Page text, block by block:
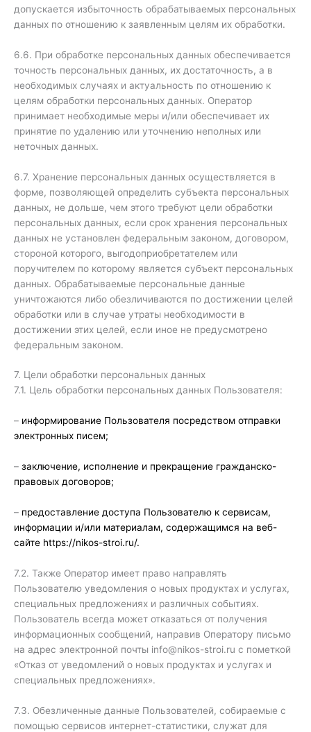
допускается избыточность обрабатываемых персональных
данных по отношению к заявленным целям их обработки.
6.6. При обработке персональных данных обеспечивается
точность персональных данных, их достаточность, а в
необходимых случаях и актуальность по отношению к
целям обработки персональных данных. Оператор
принимает необходимые меры и/или обеспечивает их
принятие по удалению или уточнению неполных или
неточных данных.
6.7. Хранение персональных данных осуществляется в
форме, позволяющей определить субъекта персональных
данных, не дольше, чем этого требуют цели обработки
персональных данных, если срок хранения персональных
данных не установлен федеральным законом, договором,
стороной которого, выгодоприобретателем или
поручителем по которому является субъект персональных
данных. Обрабатываемые персональные данные
уничтожаются либо обезличиваются по достижении целей
обработки или в случае утраты необходимости в
достижении этих целей, если иное не предусмотрено
федеральным законом.
7. Цели обработки персональных данных
7.1. Цель обработки персональных данных Пользователя:
– информирование Пользователя посредством отправки
электронных писем;
– заключение, исполнение и прекращение гражданско-
правовых договоров;
– предоставление доступа Пользователю к сервисам,
информации и/или материалам, содержащимся на веб-
сайте https://nikos-stroi.ru/.
7.2. Также Оператор имеет право направлять
Пользователю уведомления о новых продуктах и услугах,
специальных предложениях и различных событиях.
Пользователь всегда может отказаться от получения
информационных сообщений, направив Оператору письмо
на адрес электронной почты info@nikos-stroi.ru с пометкой
«Отказ от уведомлений о новых продуктах и услугах и
специальных предложениях».
7.3. Обезличенные данные Пользователей, собираемые с
помощью сервисов интернет-статистики, служат для